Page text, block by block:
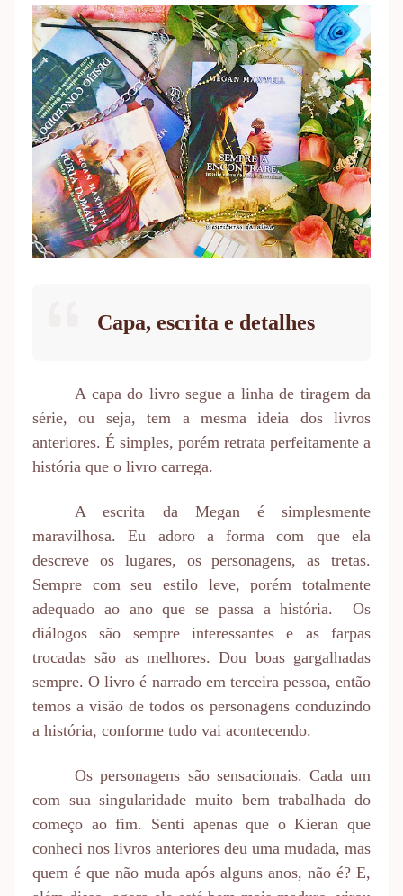
Capa, escrita e detalhes
A capa do livro segue a linha de tiragem da
série, ou seja, tem a mesma ideia dos livros
anteriores. É simples, porém retrata perfeitamente a
história que o livro carrega.
A escrita da Megan é simplesmente
maravilhosa. Eu adoro a forma com que ela
descreve os lugares, os personagens, as tretas.
Sempre com seu estilo leve, porém totalmente
adequado ao ano que se passa a história. Os
diálogos são sempre interessantes e as farpas
trocadas são as melhores. Dou boas gargalhadas
sempre. O livro é narrado em terceira pessoa, então
temos a visão de todos os personagens conduzindo
a história, conforme tudo vai acontecendo.
Os personagens são sensacionais. Cada um
com sua singularidade muito bem trabalhada do
começo ao fim. Senti apenas que o Kieran que
conheci nos livros anteriores deu uma mudada, mas
quem é que não muda após alguns anos, não é? E,